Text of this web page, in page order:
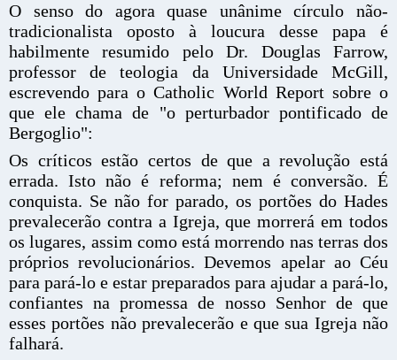
O senso do agora quase unânime círculo não-
tradicionalista oposto à loucura desse papa é
habilmente resumido pelo Dr. Douglas Farrow,
professor de teologia da Universidade McGill,
escrevendo para o Catholic World Report sobre o
que ele chama de "o perturbador pontificado de
Bergoglio":
Os críticos estão certos de que a revolução está
errada. Isto não é reforma; nem é conversão. É
conquista. Se não for parado, os portões do Hades
prevalecerão contra a Igreja, que morrerá em todos
os lugares, assim como está morrendo nas terras dos
próprios revolucionários. Devemos apelar ao Céu
para pará-lo e estar preparados para ajudar a pará-lo,
confiantes na promessa de nosso Senhor de que
esses portões não prevalecerão e que sua Igreja não
falhará.